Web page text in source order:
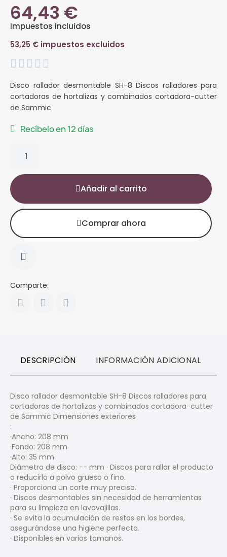
64,43 €
Impuestos incluidos
53,25 € impuestos excluidos
    
Disco rallador desmontable SH-8 Discos ralladores para
cortadoras de hortalizas y combinados cortadora-cutter
de Sammic
Recíbelo en 12 días
Añadir al carrito
Comprar ahora
Comparte:
DESCRIPCIÓN INFORMACIÓN ADICIONAL
Disco rallador desmontable SH-8 Discos ralladores para
cortadoras de hortalizas y combinados cortadora-cutter
de Sammic Dimensiones exteriores
:
·Ancho: 208 mm
·Fondo: 208 mm
·Alto: 35 mm
Diámetro de disco: -- mm · Discos para rallar el producto
o reducirlo a polvo grueso o fino.
· Proporciona un corte muy preciso.
· Discos desmontables sin necesidad de herramientas
para su limpieza en lavavajillas.
· Se evita la acumulación de restos en los bordes,
asegurándose una higiene perfecta.
· Disponibles en varios tamaños.